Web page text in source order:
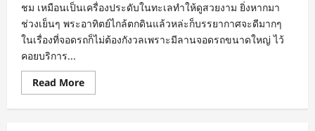
ชม เหมือนเป็นเครื่องประดับในทะเลทำให้ดูสวยงาม ยิ่งหากมา
ช่วงเย็นๆ พระอาทิตย์ไกล้ตกดินแล้วหล่ะก็บรรยากาศจะดีมากๆ
ในเรื่องที่จอดรถก็ไม่ต้องกังวลเพราะมีลานจอดรถขนาดใหญ่ ไว้
คอยบริการ...
Read MoreRead
more
มุม